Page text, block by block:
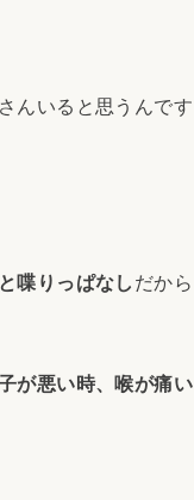
んいると思うんです
喋りっぱなし だから
が悪い時、喉が痛い